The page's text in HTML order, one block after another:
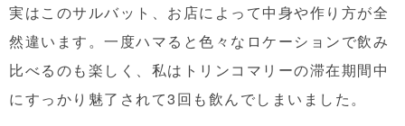
実はこのサルバット、お店によって中身や作り方が全
然違います。一度ハマると色々なロケーションで飲み
比べるのも楽しく、私はトリンコマリーの滞在期間中
にすっかり魅了されて3回も飲んでしまいました。